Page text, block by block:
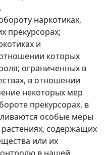
наркотиках,
прекурсорах;
и
которых
ограниченных в
в отношении
некоторых мер
прекурсорах, в
особые меры
содержащих
или их